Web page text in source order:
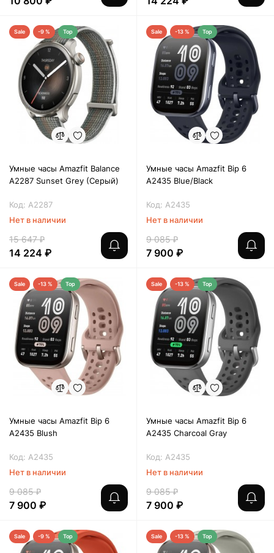
Sale -9 % Top
Умные часы Amazfit Balance
A2287 Sunset Grey (Серый)
Код: A2287
Нет в наличии
15 647 ₽
14 224 ₽
Sale -13 % Top
Умные часы Amazfit Bip 6
A2435 Blue/Black
Код: A2435
Нет в наличии
9 085 ₽
7 900 ₽
Sale -13 % Top
Умные часы Amazfit Bip 6
A2435 Blush
Код: A2435
Нет в наличии
9 085 ₽
7 900 ₽
Sale -13 % Top
Умные часы Amazfit Bip 6
A2435 Charcoal Gray
Код: A2435
Нет в наличии
9 085 ₽
7 900 ₽
Sale -9 % Top Sale -13 % Top